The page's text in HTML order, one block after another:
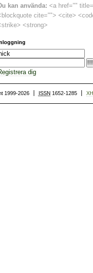
kan använda: <a href=""
cite=""> <cite>
<strong>
dig
1999-2026 ISSN 1652-1285